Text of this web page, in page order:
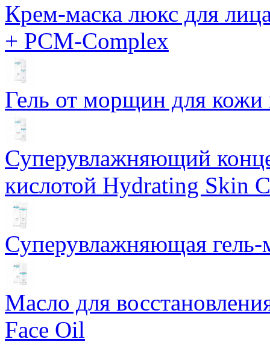
Крем-маска люкс для
+ PCM-Complex
Гель от морщин для кожи
Суперувлажняющий
кислотой Hydrating Skin
Суперувлажняющая
Масло для
Face Oil